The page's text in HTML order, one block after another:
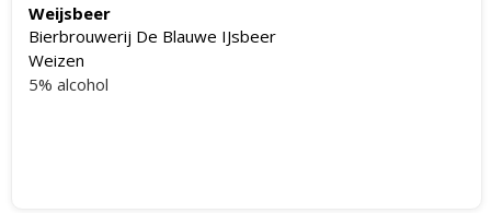
Weijsbeer
Bierbrouwerij De Blauwe IJsbeer
Weizen
5% alcohol